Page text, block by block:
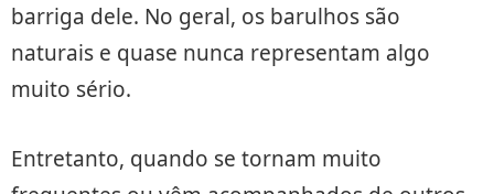
barriga dele. No geral, os barulhos são
naturais e quase nunca representam algo
muito sério.
Entretanto, quando se tornam muito